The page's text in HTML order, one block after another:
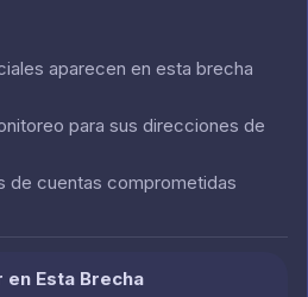
aparecen en esta brecha
para sus direcciones de
de cuentas comprometidas
en Esta Brecha